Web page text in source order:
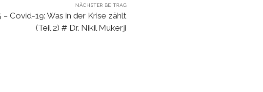
NÄCHSTER BEITRAG
– Covid-19: Was in der Krise zählt
(Teil 2) # Dr. Nikil Mukerji